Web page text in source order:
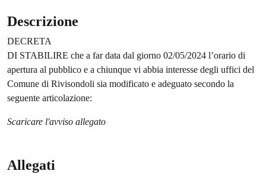
Descrizione
DECRETA
DI STABILIRE che a far data dal giorno 02/05/2024 l’orario di
apertura al pubblico e a chiunque vi abbia interesse degli uffici del
Comune di Rivisondoli sia modificato e adeguato secondo la
seguente articolazione:
Scaricare l'avviso allegato
Allegati